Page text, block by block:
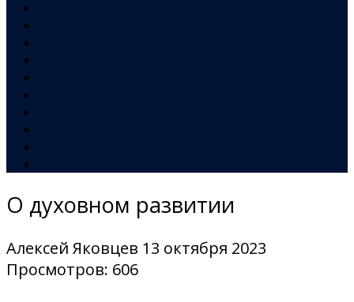
О духовном развитии
Алексей Яковцев 13 октября 2023
Просмотров: 606